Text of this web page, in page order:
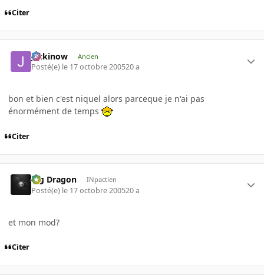
Citer
jackinow Ancien
Posté(e) le 17 octobre 200520 a
bon et bien c'est niquel alors parceque je n'ai pas
énormément de temps
Citer
Big Dragon INpactien
Posté(e) le 17 octobre 200520 a
et mon mod?
Citer